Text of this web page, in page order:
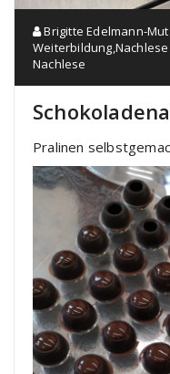
Brigitte Edelmann-
Weiterbildung,Nachlese
Nachlese
Pralinen